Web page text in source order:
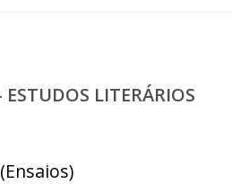
LITERÁRIOS